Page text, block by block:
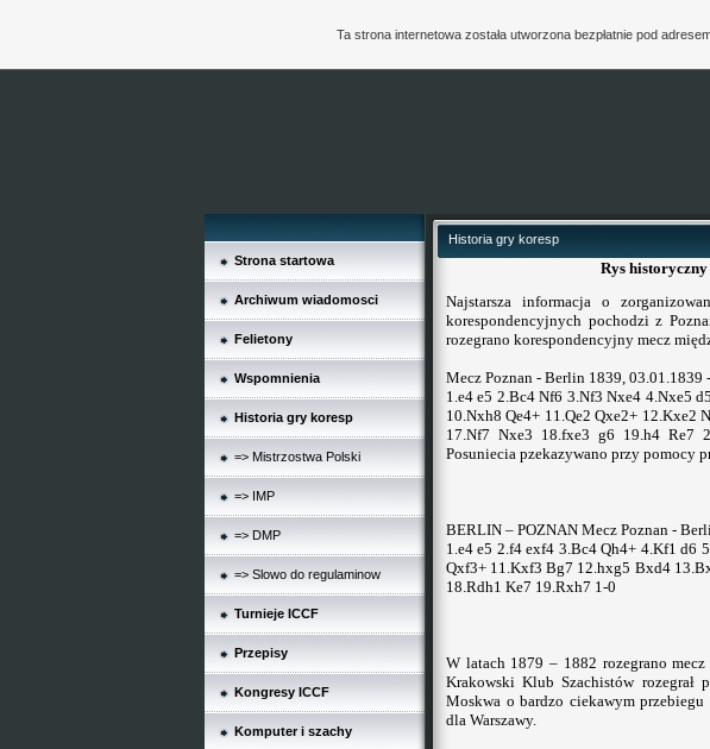
Strona startowa
Archiwum wiadomosci
Felietony
Wspomnienia
Historia gry koresp
=> Mistrzostwa Polski
=> IMP
=> DMP
=> Slowo do regulaminow
Turnieje ICCF
Przepisy
Kongresy ICCF
Komputer i szachy
Historia gry koresp
Rys
Najstarsza informacja o
korespondencyjnych pochodzi z
rozegrano korespondencyjny mecz
Mecz Poznan - Berlin 1839, 03.01.1839
1.e4 e5 2.Bc4 Nf6 3.Nf3 Nxe4 4.Nxe5
10.Nxh8 Qe4+ 11.Qe2 Qxe2+
17.Nf7 Nxe3 18.fxe3 g6 19.h4 Re7
Posuniecia pzekazywano przy pomocy
BERLIN – POZNAN Mecz Poznan -
1.e4 e5 2.f4 exf4 3.Bc4 Qh4+ 4.Kf1 d6
Qxf3+ 11.Kxf3 Bg7 12.hxg5 Bxd4
18.Rdh1 Ke7 19.Rxh7 1-0
W latach 1879 – 1882 rozegrano
Krakowski Klub Szachistów rozegrał
Moskwa o bardzo ciekawym
dla Warszawy.
Ta strona internetowa została utworzona bezpłatnie pod